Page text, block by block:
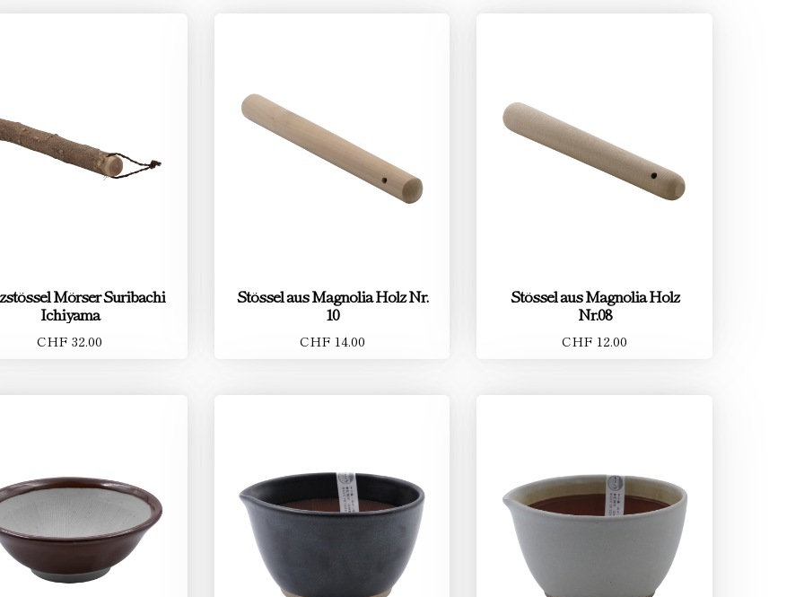
Mörser Suribachi
Ichiyama
CHF 32.00
Stössel aus Magnolia Holz Nr.
10
CHF 14.00
Stössel aus Magnolia Holz
Nr.08
CHF 12.00